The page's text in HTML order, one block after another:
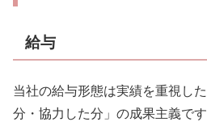
給与
当社の給与形態は実績を重視し
分・協力した分」の成果主義です